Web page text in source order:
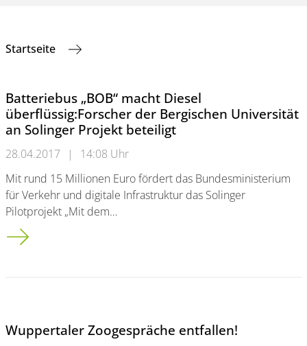
Startseite
Batteriebus „BOB“ macht Diesel
überflüssig:Forscher der Bergischen Universität
an Solinger Projekt beteiligt
28.04.2017 |
14:08 Uhr
Mit rund 15 Millionen Euro fördert das Bundesministerium
für Verkehr und digitale Infrastruktur das Solinger
Pilotprojekt „Mit dem…
Batteriebus „BOB“ macht Diesel überflüssig:<br />Forscher
Wuppertaler Zoogespräche entfallen!